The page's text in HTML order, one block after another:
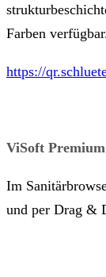
Farben
https://
ViSoft Premium
Im
und per Drag &